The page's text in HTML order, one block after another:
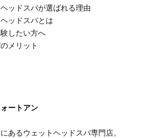
ッドスパが選ばれる理由
ッドスパとは
したい方へ
メリット
ートアン
あるウェットヘッドスパ専門店。